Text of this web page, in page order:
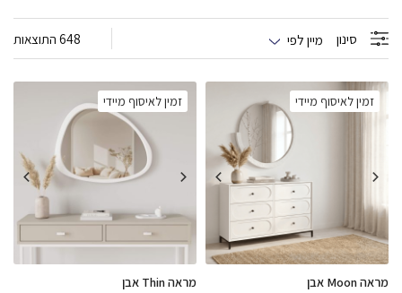
סינון מיין לפי 648 התוצאות
זמין לאיסוף מיידי
מראה Moon אבן
זמין לאיסוף מיידי
מראה Thin אבן